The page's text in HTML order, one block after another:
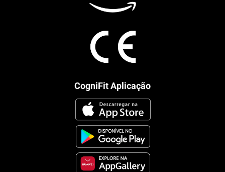
CogniFit Aplicação